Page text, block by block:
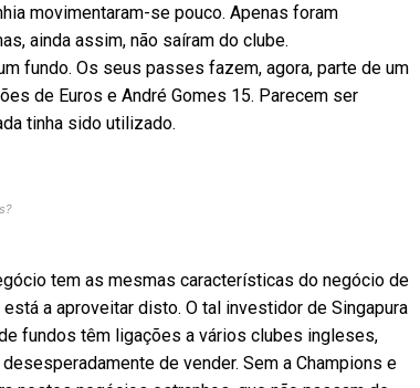
movimentaram-se pouco. Apenas foram
ainda assim, não saíram do clube.
fundo. Os seus passes fazem, agora, parte de um
de Euros e André Gomes 15. Parecem ser
tinha sido utilizado.
tem as mesmas características do negócio de
a aproveitar disto. O tal investidor de Singapura
fundos têm ligações a vários clubes ingleses,
de vender. Sem a Champions e